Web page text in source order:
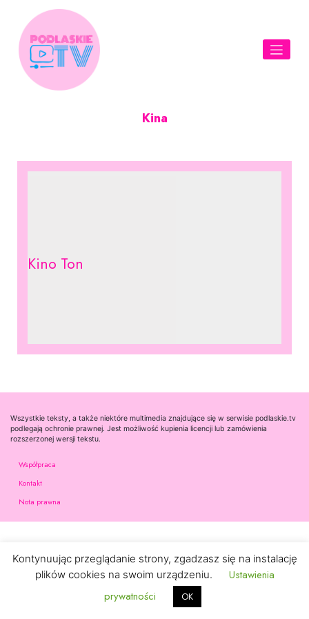
content
Kina
Kino Ton
Wszystkie teksty, a także niektóre multimedia znajdujące się w serwisie podlaskie.tv
podlegają ochronie prawnej. Jest możliwość kupienia licencji lub zamówienia
rozszerzonej wersji tekstu.
Współpraca
Kontakt
Nota prawna
Kontynuując przeglądanie strony, zgadzasz się na instalację
plików cookies na swoim urządzeniu.
Ustawienia
prywatności
OK